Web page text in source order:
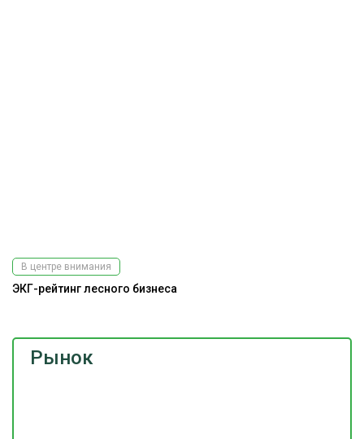
Рынок
В центре внимания
ЭКГ-рейтинг лесного бизнеса